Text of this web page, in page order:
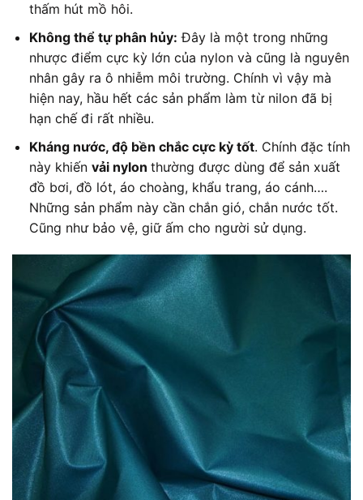
thấm hút mồ hôi.
Không thể tự phân hủy: Đây là một trong những
nhược điểm cực kỳ lớn của nylon và cũng là nguyên
nhân gây ra ô nhiễm môi trường. Chính vì vậy mà
hiện nay, hầu hết các sản phẩm làm từ nilon đã bị
hạn chế đi rất nhiều.
Kháng nước, độ bền chắc cực kỳ tốt. Chính đặc tính
này khiến vải nylon thường được dùng để sản xuất
đồ bơi, đồ lót, áo choàng, khẩu trang, áo cánh….
Những sản phẩm này cần chắn gió, chắn nước tốt.
Cũng như bảo vệ, giữ ấm cho người sử dụng.